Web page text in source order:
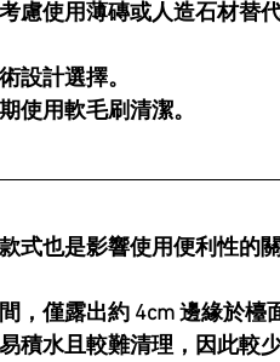
慮使用薄磚或人造石材替代
設計選擇。
使用軟毛刷清潔。
式也是影響使用便利性的
，僅露出約 4cm 邊緣於檯
積水且較難清理，因此較少